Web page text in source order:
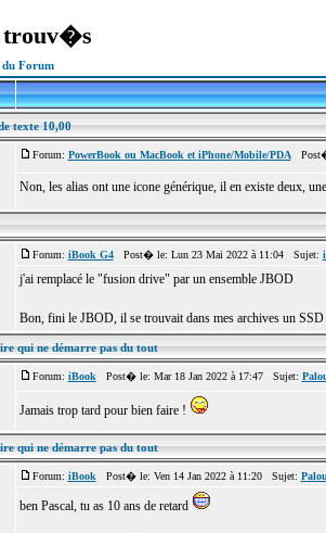
trouv�s
du Forum
texte 10,00
Forum: PowerBook ou MacBook et iPhone/Mobile/PDAPost�
Non, les alias ont une icone générique, il en existe deux,
Forum: iBook G4Post� le: Lun 23 Mai 2022 à 11:04 Sujet:
j'ai remplacé le "fusion drive" par un ensemble JBOD
Bon, fini le JBOD, il se trouvait dans mes archives un
qui ne démarre pas du tout
Forum: iBook Post� le: Mar 18 Jan 2022 à 17:47 Sujet:
Jamais trop tard pour bien faire !
qui ne démarre pas du tout
Forum: iBook Post� le: Ven 14 Jan 2022 à 11:20 Sujet:
ben Pascal, tu as 10 ans de retard